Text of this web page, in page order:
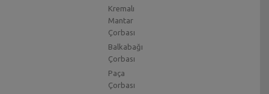
Kremalı
Mantar
Çorbası
Balkabağı
Çorbası
Paça
Çorbası